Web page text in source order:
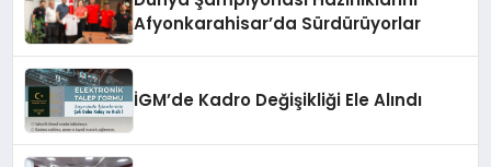
Afyonkarahisar’da Sürdürüyorlar
İGM’de Kadro Değişikliği Ele Alındı